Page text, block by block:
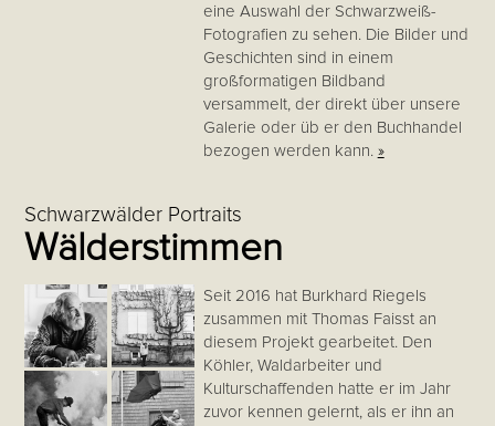
eine Auswahl der Schwarzweiß-
Fotografien zu sehen. Die Bilder und
Geschichten sind in einem
großformatigen Bildband
versammelt, der direkt über unsere
Galerie oder üb er den Buchhandel
bezogen werden kann. »
Schwarzwälder Portraits
Wälderstimmen
Seit 2016 hat Burkhard Riegels
zusammen mit Thomas Faisst an
diesem Projekt gearbeitet. Den
Köhler, Waldarbeiter und
Kulturschaffenden hatte er im Jahr
zuvor kennen gelernt, als er ihn an